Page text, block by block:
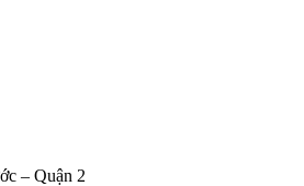
– Quận 2